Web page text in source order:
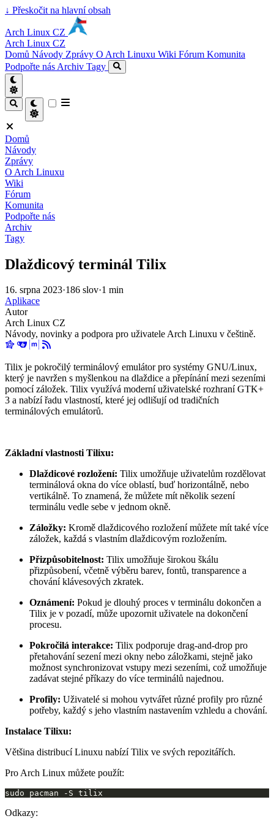
↓ Přeskočit na hlavní obsah
Arch Linux CZ
Arch Linux CZ
Domů Návody Zprávy O Arch Linuxu Wiki Fórum Komunita
Podpořte nás Archiv Tagy
Domů
Návody
Zprávy
O Arch Linuxu
Wiki
Fórum
Komunita
Podpořte nás
Archiv
Tagy
Dlaždicový terminál Tilix
16. srpna 2023·186 slov·1 min
Aplikace
Autor
Arch Linux CZ
Návody, novinky a podpora pro uživatele Arch Linuxu v češtině.
Tilix je pokročilý terminálový emulátor pro systémy GNU/Linux,
který je navržen s myšlenkou na dlaždice a přepínání mezi sezeními
pomocí záložek. Tilix využívá moderní uživatelské rozhraní GTK+
3 a nabízí řadu vlastností, které jej odlišují od tradičních
terminálových emulátorů.
Základní vlastnosti Tilixu:
Dlaždicové rozložení: Tilix umožňuje uživatelům rozdělovat
terminálová okna do více oblastí, buď horizontálně, nebo
vertikálně. To znamená, že můžete mít několik sezení
terminálu vedle sebe v jednom okně.
Záložky: Kromě dlaždicového rozložení můžete mít také více
záložek, každá s vlastním dlaždicovým rozložením.
Přizpůsobitelnost: Tilix umožňuje širokou škálu
přizpůsobení, včetně výběru barev, fontů, transparence a
chování klávesových zkratek.
Oznámení: Pokud je dlouhý proces v terminálu dokončen a
Tilix je v pozadí, může upozornit uživatele na dokončení
procesu.
Pokročilá interakce: Tilix podporuje drag-and-drop pro
přetahování sezení mezi okny nebo záložkami, stejně jako
možnost synchronizovat vstupy mezi sezeními, což umožňuje
zadávat stejné příkazy do více terminálů najednou.
Profily: Uživatelé si mohou vytvářet různé profily pro různé
potřeby, každý s jeho vlastním nastavením vzhledu a chování.
Instalace Tilixu:
Většina distribucí Linuxu nabízí Tilix ve svých repozitářích.
Pro Arch Linux můžete použít:
sudo pacman -S tilix
Odkazy: